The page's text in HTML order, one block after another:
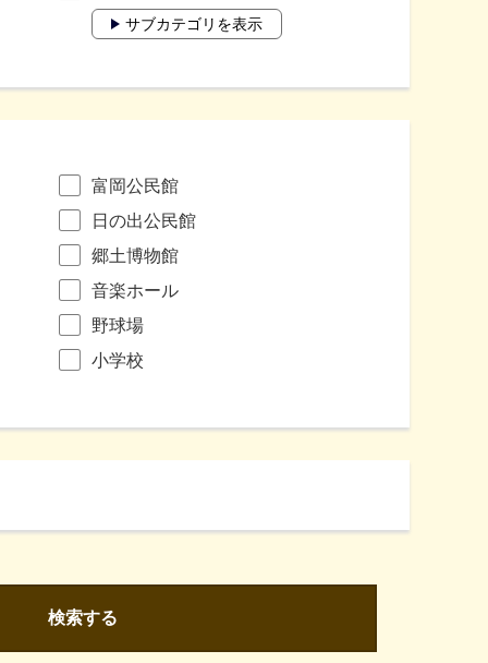
サブカテゴリを表示
富岡公民館
日の出公民館
郷土博物館
音楽ホール
野球場
小学校
検索する